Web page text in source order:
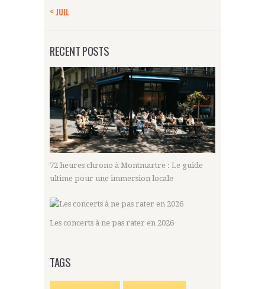
« JUIL
RECENT POSTS
72 heures chrono à Montmartre : Le guide
ultime pour une immersion locale
Les concerts à ne pas rater en 2026
TAGS